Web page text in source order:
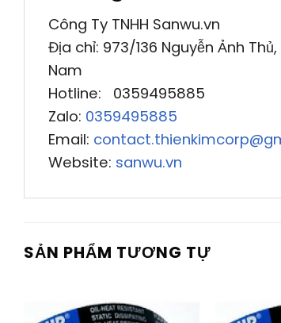
Công Ty TNHH Sanwu.vn
Địa chỉ: 973/136 Nguyễn Ảnh
Nam
Hotline: 0359495885
Zalo: 0359495885
Email:
Website: sanwu.vn
SẢN PHẨM TƯƠNG TỰ